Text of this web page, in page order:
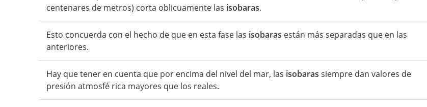
centenares de metros) corta oblicuamente las isobaras.
Esto concuerda con el hecho de que en esta fase las isobaras están más separadas que en las
anteriores.
Hay que tener en cuenta que por encima del nivel del mar, las isobaras siempre dan valores de
presión atmosfé rica mayores que los reales.